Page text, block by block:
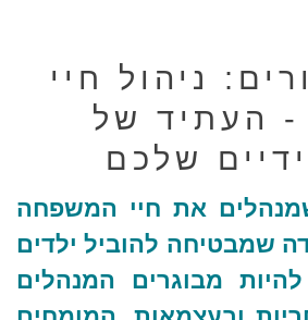
ניהול חיי
העתיד של
שלכם
את חיי המשפחה
שמבטיחה להוביל ילדים
מבוגרים המנהלים